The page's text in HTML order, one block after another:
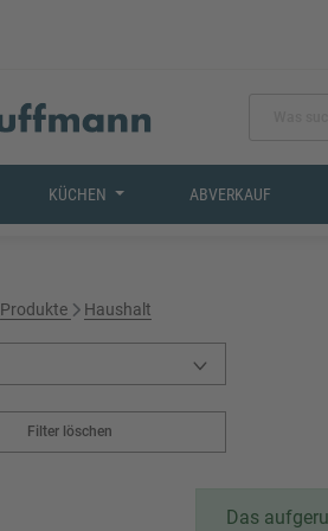
KÜCHEN ABVERKAUF
Produkte Haushalt
Filter löschen
Das